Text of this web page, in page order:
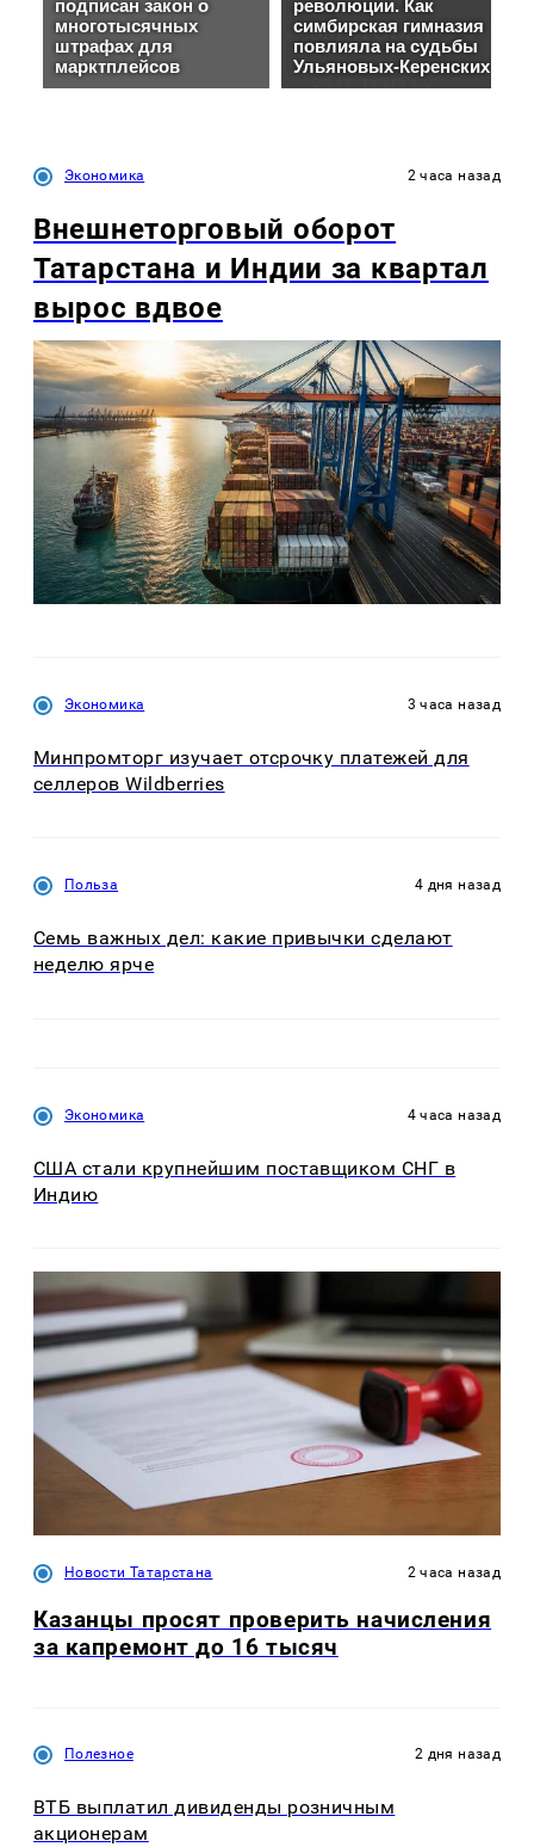
Экономика 2 часа назад
Внешнеторговый оборот
Татарстана и Индии за квартал
вырос вдвое
Экономика 3 часа назад
Минпромторг изучает отсрочку платежей для
селлеров Wildberries
Польза 4 дня назад
Семь важных дел: какие привычки сделают
неделю ярче
Экономика 4 часа назад
США стали крупнейшим поставщиком СНГ в
Индию
Новости Татарстана 2 часа назад
Казанцы просят проверить начисления
за капремонт до 16 тысяч
Полезное 2 дня назад
ВТБ выплатил дивиденды розничным
акционерам